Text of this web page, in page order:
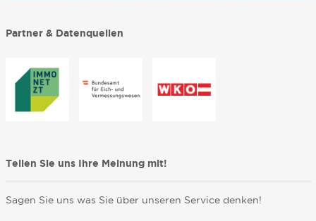
Partner & Datenquellen
Teilen Sie uns Ihre Meinung mit!
Sagen Sie uns was Sie über unseren Service denken!